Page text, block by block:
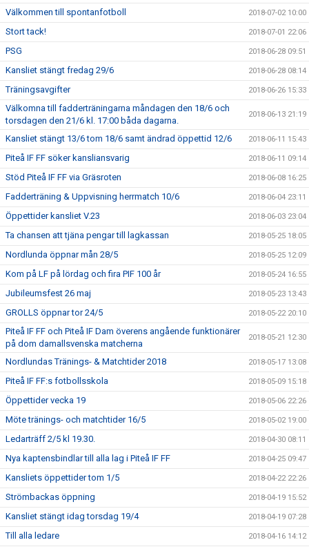
Välkommen till spontanfotboll 2018-07-02 10:00
Stort tack! 2018-07-01 22:06
PSG 2018-06-28 09:51
Kansliet stängt fredag 29/6 2018-06-28 08:14
Träningsavgifter 2018-06-26 15:33
Välkomna till fadderträningarna måndagen den 18/6 och
torsdagen den 21/6 kl. 17:00 båda dagarna.
2018-06-13 21:19
Kansliet stängt 13/6 tom 18/6 samt ändrad öppettid 12/6 2018-06-11 15:43
Piteå IF FF söker kansliansvarig 2018-06-11 09:14
Stöd Piteå IF FF via Gräsroten 2018-06-08 16:25
Fadderträning & Uppvisning herrmatch 10/6 2018-06-04 23:11
Öppettider kansliet V.23 2018-06-03 23:04
Ta chansen att tjäna pengar till lagkassan 2018-05-25 18:05
Nordlunda öppnar mån 28/5 2018-05-25 12:09
Kom på LF på lördag och fira PIF 100 år 2018-05-24 16:55
Jubileumsfest 26 maj 2018-05-23 13:43
GROLLS öppnar tor 24/5 2018-05-22 20:10
Piteå IF FF och Piteå IF Dam överens angående funktionärer
på dom damallsvenska matcherna
2018-05-21 12:30
Nordlundas Tränings- & Matchtider 2018 2018-05-17 13:08
Piteå IF FF:s fotbollsskola 2018-05-09 15:18
Öppettider vecka 19 2018-05-06 22:26
Möte tränings- och matchtider 16/5 2018-05-02 19:00
Ledarträff 2/5 kl 19.30. 2018-04-30 08:11
Nya kaptensbindlar till alla lag i Piteå IF FF 2018-04-25 09:47
Kansliets öppettider tom 1/5 2018-04-22 22:26
Strömbackas öppning 2018-04-19 15:52
Kansliet stängt idag torsdag 19/4 2018-04-19 07:28
Till alla ledare 2018-04-16 14:12